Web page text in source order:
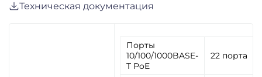
Техническая документация
Порты
10/100/1000BASE-
T PoE
22 порта